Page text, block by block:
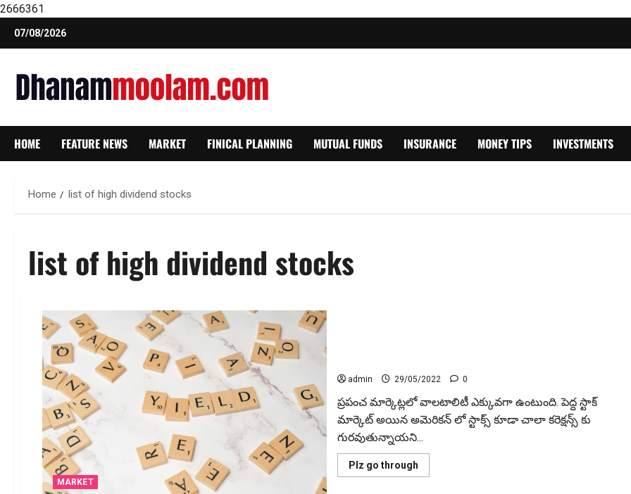
2666361
Skip
07/08/2026
HOME FEATURE NEWS MARKET FINICAL PLANNING MUTUAL FUNDS INSURANCE MONEY TIPS INVESTMENTS
Home list of high dividend stocks
list of high dividend stocks
MARKET
admin 29/05/2022 0
ప్రపంచ మార్కెట్లలో వాల‌టాలిటీ ఎక్కువగా ఉంటుంది. పెద్ద స్టాక్
మార్కెట్ అయిన అమెరికన్ లో స్టాక్స్ కూడా చాలా కరెక్షన్స్ కు
గుర‌వుతున్నాయ‌ని...
Plz go throughRead
more